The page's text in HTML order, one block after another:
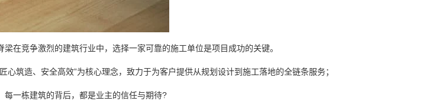
在竞争激烈的建筑行业中，选择一家可靠的施工单位是项目成功的关键。
心筑造、安全高效”为核心理念，致力于为客户提供从规划设计到施工落地的全链条服务；
一栋建筑的背后，都是业主的信任与期待?